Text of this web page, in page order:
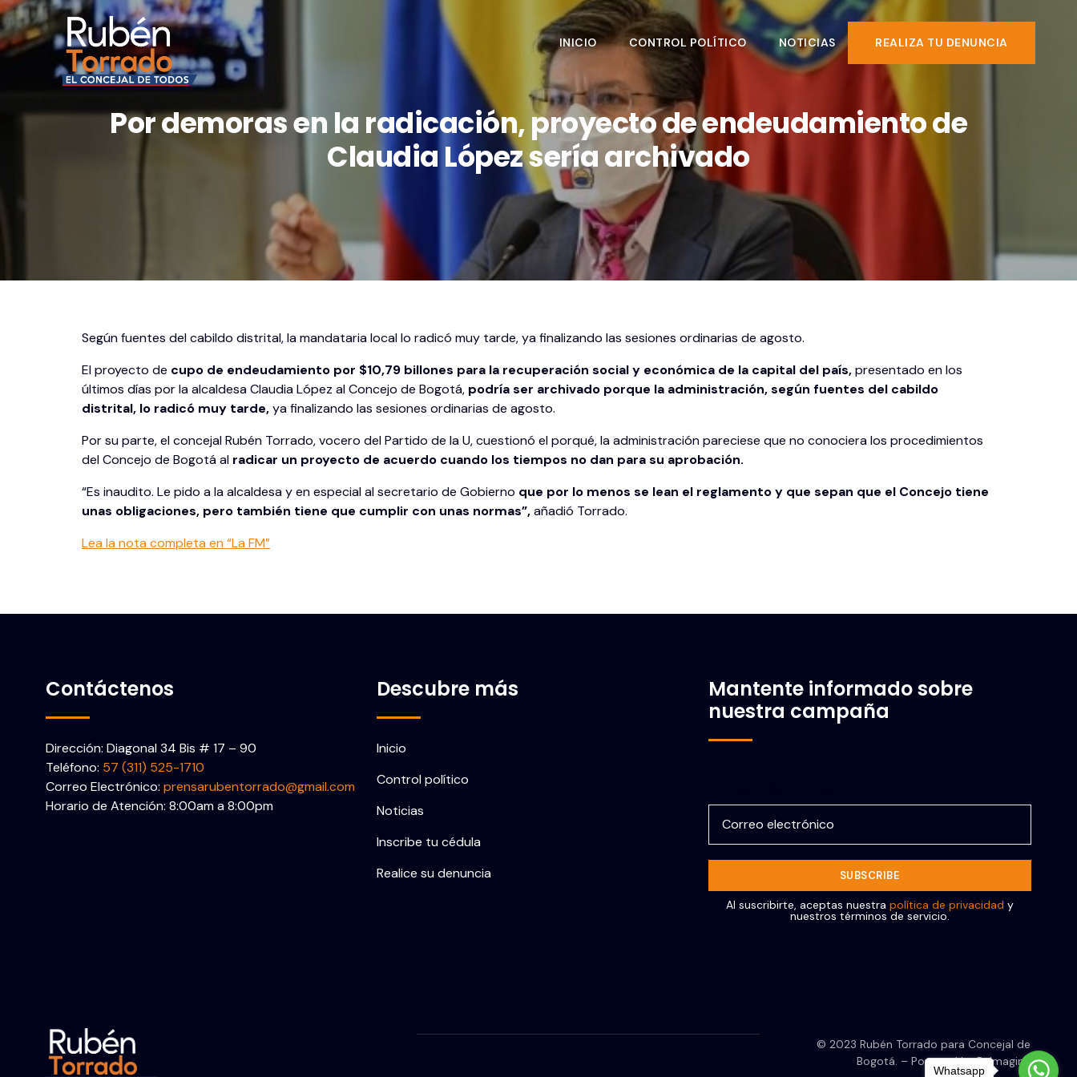
INICIO CONTROL POLÍTICO NOTICIAS REALIZA TU DENUNCIA
Por demoras en la radicación, proyecto de endeudamiento de
Claudia López sería archivado
Según fuentes del cabildo distrital, la mandataria local lo radicó muy tarde, ya finalizando las sesiones ordinarias de agosto.
El proyecto de cupo de endeudamiento por $10,79 billones para la recuperación social y económica de la capital del país,presentado en los
últimos días por la alcaldesa Claudia López al Concejo de Bogotá, podría ser archivado porque la administración, según fuentes del cabildo
distrital, lo radicó muy tarde,ya finalizando las sesiones ordinarias de agosto.
Por su parte, el concejal Rubén Torrado, vocero del Partido de la U, cuestionó el porqué, la administración pareciese que no conociera los procedimientos
del Concejo de Bogotá al radicar un proyecto de acuerdo cuando los tiempos no dan para su aprobación.
“Es inaudito. Le pido a la alcaldesa y en especial al secretario de Gobierno que por lo menos se lean el reglamento y que sepan que el Concejo tiene
unas obligaciones, pero también tiene que cumplir con unas normas”,añadió Torrado.
Lea la nota completa en “La FM”
Contáctenos
Dirección: Diagonal 34 Bis # 17 – 90
Teléfono: 57 (311) 525-1710
Correo Electrónico: prensarubentorrado@gmail.com
Horario de Atención: 8:00am a 8:00pm
Descubre más
Inicio
Control político
Noticias
Inscribe tu cédula
Realice su denuncia
Mantente informado sobre
nuestra campaña
Al suscribirte, aceptas nuestra política de privacidad y
nuestros términos de servicio.
© 2023 Rubén Torrado para Concejal de
Bogotá. – Powered by ReImagine
Whatsapp